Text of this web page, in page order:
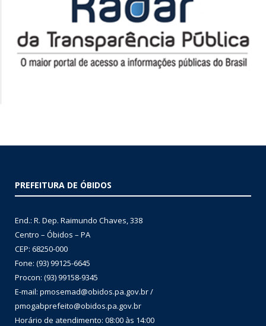
PREFEITURA DE ÓBIDOS
End.: R. Dep. Raimundo Chaves, 338
Centro – Óbidos – PA
CEP: 68250-000
Fone: (93) 99125-6645
Procon: (93) 99158-9345
E-mail: pmosemad@obidos.pa.gov.br /
pmogabprefeito@obidos.pa.gov.br
Horário de atendimento: 08:00 às 14:00